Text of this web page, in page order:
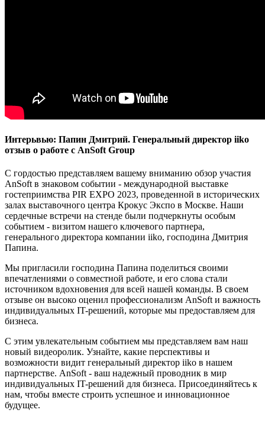
Интерьвью: Папин Дмитрий. Генеральный директор iiko
отзыв о работе с AnSoft Group
С гордостью представляем вашему вниманию обзор участия
AnSoft в знаковом событии - международной выставке
гостеприимства PIR EXPO 2023, проведенной в исторических
залах выставочного центра Крокус Экспо в Москве. Наши
сердечные встречи на стенде были подчеркнуты особым
событием - визитом нашего ключевого партнера,
генерального директора компании iiko, господина Дмитрия
Папина.
Мы пригласили господина Папина поделиться своими
впечатлениями о совместной работе, и его слова стали
источником вдохновения для всей нашей команды. В своем
отзыве он высоко оценил профессионализм AnSoft и важность
индивидуальных IT-решений, которые мы предоставляем для
бизнеса.
С этим увлекательным событием мы представляем вам наш
новый видеоролик. Узнайте, какие перспективы и
возможности видит генеральный директор iiko в нашем
партнерстве. AnSoft - ваш надежный проводник в мир
индивидуальных IT-решений для бизнеса. Присоединяйтесь к
нам, чтобы вместе строить успешное и инновационное
будущее.